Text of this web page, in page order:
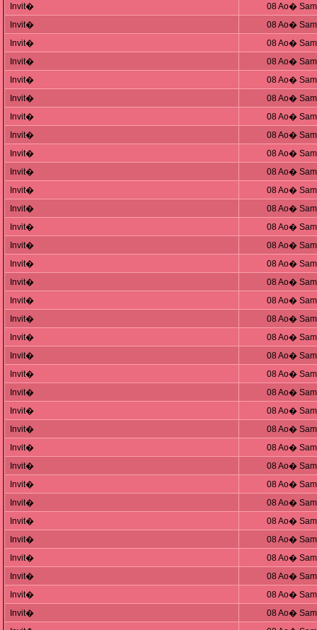
Invit�
08 Ao�
Invit�
08 Ao�
Invit�
08 Ao�
Invit�
08 Ao�
Invit�
08 Ao�
Invit�
08 Ao�
Invit�
08 Ao�
Invit�
08 Ao�
Invit�
08 Ao�
Invit�
08 Ao�
Invit�
08 Ao�
Invit�
08 Ao�
Invit�
08 Ao�
Invit�
08 Ao�
Invit�
08 Ao�
Invit�
08 Ao�
Invit�
08 Ao�
Invit�
08 Ao�
Invit�
08 Ao�
Invit�
08 Ao�
Invit�
08 Ao�
Invit�
08 Ao�
Invit�
08 Ao�
Invit�
08 Ao�
Invit�
08 Ao�
Invit�
08 Ao�
Invit�
08 Ao�
Invit�
08 Ao�
Invit�
08 Ao�
Invit�
08 Ao�
Invit�
08 Ao�
Invit�
08 Ao�
Invit�
08 Ao�
Invit�
08 Ao�